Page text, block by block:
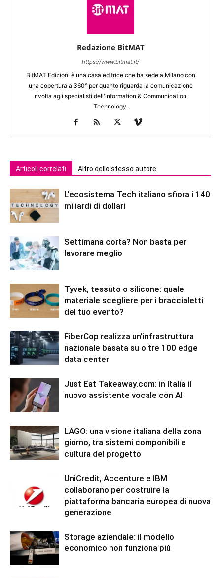
Redazione BitMAT
https://www.bitmat.it/
BitMAT Edizioni è una casa editrice che ha sede a Milano con
una copertura a 360° per quanto riguarda la comunicazione
rivolta agli specialisti dell'lnformation & Communication
Technology.
Articoli correlati Altro dello stesso autore
L’ecosistema Tech italiano sfiora i 140
miliardi di dollari
Settimana corta? Non basta per
lavorare meglio
Tyvek, tessuto o silicone: quale
materiale scegliere per i braccialetti
del tuo evento?
FiberCop realizza un’infrastruttura
nazionale basata su oltre 100 edge
data center
Just Eat Takeaway.com: in Italia il
nuovo assistente vocale con AI
LAGO: una visione italiana della zona
giorno, tra sistemi componibili e
cultura del progetto
UniCredit, Accenture e IBM
collaborano per costruire la
piattaforma bancaria europea di nuova
generazione
Storage aziendale: il modello
economico non funziona più